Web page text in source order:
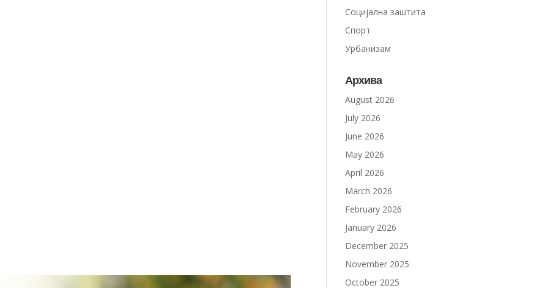
Социјална заштита
Спорт
Урбанизам
Архива
August 2026
July 2026
June 2026
May 2026
April 2026
March 2026
February 2026
January 2026
December 2025
November 2025
October 2025